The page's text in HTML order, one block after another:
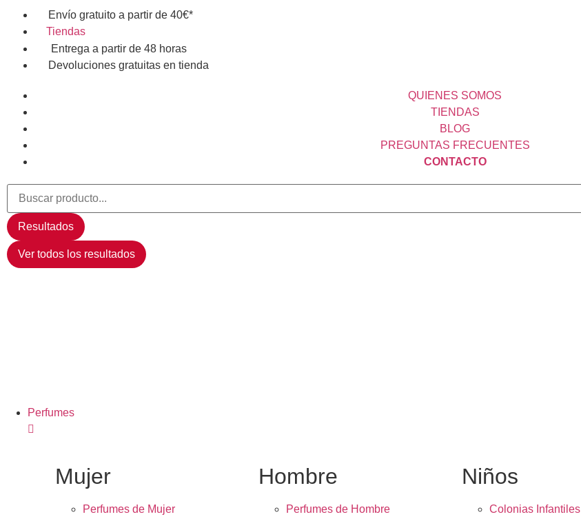
Envío gratuito a partir de 40€*
Tiendas
Entrega a partir de 48 horas
Devoluciones gratuitas en tienda
QUIENES SOMOS
TIENDAS
BLOG
PREGUNTAS FRECUENTES
CONTACTO
Resultados
Ver todos los resultados
Perfumes
Mujer
Perfumes de Mujer
Hombre
Perfumes de Hombre
Niños
Colonias Infantiles